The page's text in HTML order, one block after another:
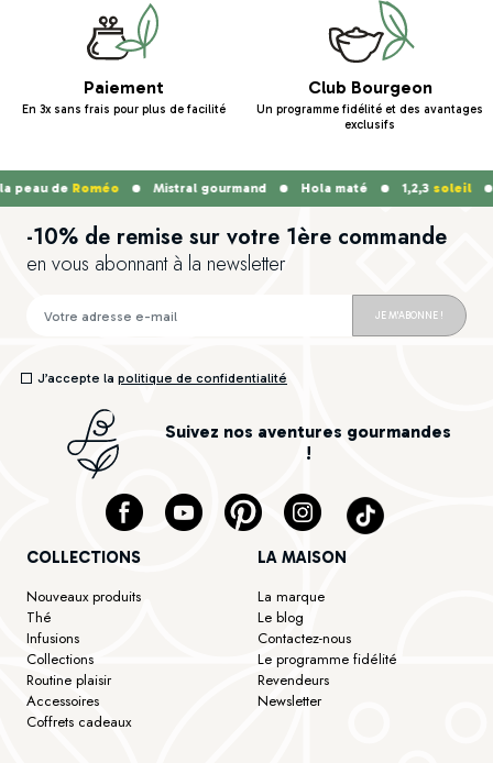
Paiement
En 3x sans frais pour plus de facilité
Club Bourgeon
Un programme fidélité et des avantages
exclusifs
peau deRoméo Mistral gourmand Hola maté 1,2,3soleil
-10% de remise sur votre 1ère commande
en vous abonnant à la newsletter
JE M'ABONNE !
J’accepte la politique de confidentialité
Suivez nos aventures gourmandes
!
COLLECTIONS
Nouveaux produits
Thé
Infusions
Collections
Routine plaisir
Accessoires
Coffrets cadeaux
LA MAISON
La marque
Le blog
Contactez-nous
Le programme fidélité
Revendeurs
Newsletter